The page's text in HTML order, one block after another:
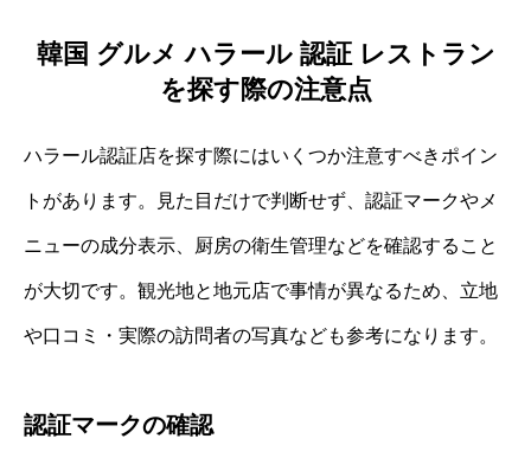
韓国 グルメ ハラール 認証 レストラン
を探す際の注意点
ハラール認証店を探す際にはいくつか注意すべきポイン
トがあります。見た目だけで判断せず、認証マークやメ
ニューの成分表示、厨房の衛生管理などを確認すること
が大切です。観光地と地元店で事情が異なるため、立地
や口コミ・実際の訪問者の写真なども参考になります。
認証マークの確認